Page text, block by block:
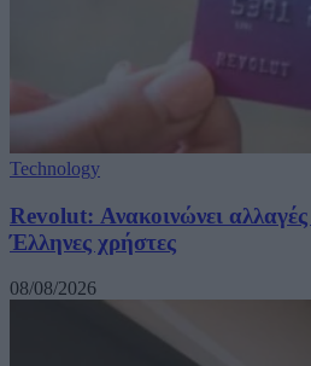
Technology
Revolut: Ανακοινώνει αλλαγές
Έλληνες χρήστες
08/08/2026